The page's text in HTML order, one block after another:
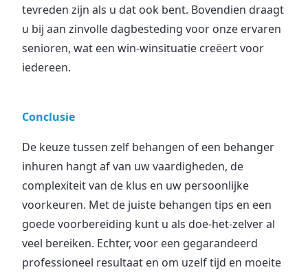
tevreden zijn als u dat ook bent. Bovendien draagt
u bij aan zinvolle dagbesteding voor onze ervaren
senioren, wat een win-winsituatie creëert voor
iedereen.
Conclusie
De keuze tussen zelf behangen of een behanger
inhuren hangt af van uw vaardigheden, de
complexiteit van de klus en uw persoonlijke
voorkeuren. Met de juiste behangen tips en een
goede voorbereiding kunt u als doe-het-zelver al
veel bereiken. Echter, voor een gegarandeerd
professioneel resultaat en om uzelf tijd en moeite